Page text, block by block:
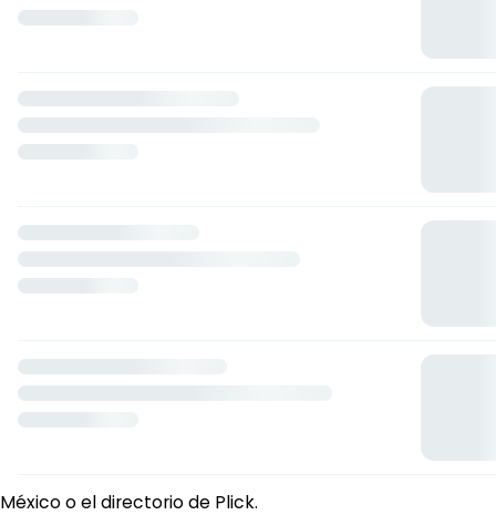
D´Liria Delicias
D´Liria Delicias no está recibiendo pedidos en Plick por
ahora. Cuando reanude su servicio, su menú volverá a
Méxicoo eldirectorio de Plick.